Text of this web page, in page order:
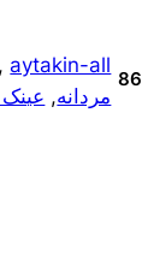
, aytakin-all
مردانه,